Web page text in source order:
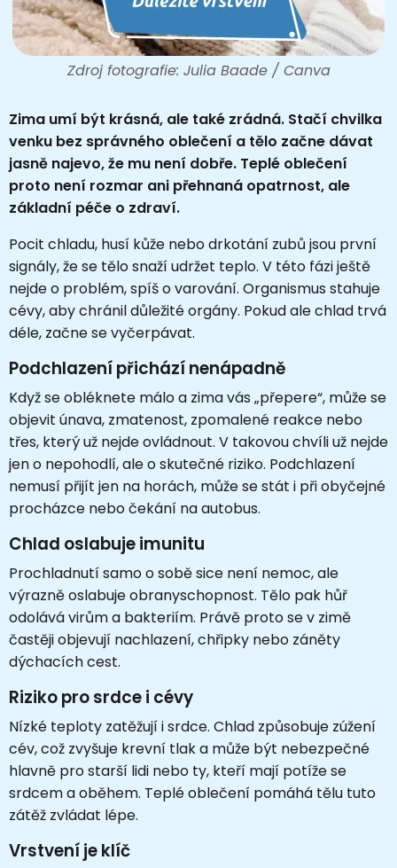
Zdroj fotografie: Julia Baade / Canva
Zima umí být krásná, ale také zrádná. Stačí chvilka
venku bez správného oblečení a tělo začne dávat
jasně najevo, že mu není dobře. Teplé oblečení
proto není rozmar ani přehnaná opatrnost, ale
základní péče o zdraví.
Pocit chladu, husí kůže nebo drkotání zubů jsou první
signály, že se tělo snaží udržet teplo. V této fázi ještě
nejde o problém, spíš o varování. Organismus stahuje
cévy, aby chránil důležité orgány. Pokud ale chlad trvá
déle, začne se vyčerpávat.
Podchlazení přichází nenápadně
Když se obléknete málo a zima vás „přepere“, může se
objevit únava, zmatenost, zpomalené reakce nebo
třes, který už nejde ovládnout. V takovou chvíli už nejde
jen o nepohodlí, ale o skutečné riziko. Podchlazení
nemusí přijít jen na horách, může se stát i při obyčejné
procházce nebo čekání na autobus.
Chlad oslabuje imunitu
Prochladnutí samo o sobě sice není nemoc, ale
výrazně oslabuje obranyschopnost. Tělo pak hůř
odolává virům a bakteriím. Právě proto se v zimě
častěji objevují nachlazení, chřipky nebo záněty
dýchacích cest.
Riziko pro srdce i cévy
Nízké teploty zatěžují i srdce. Chlad způsobuje zúžení
cév, což zvyšuje krevní tlak a může být nebezpečné
hlavně pro starší lidi nebo ty, kteří mají potíže se
srdcem a oběhem. Teplé oblečení pomáhá tělu tuto
zátěž zvládat lépe.
Vrstvení je klíč